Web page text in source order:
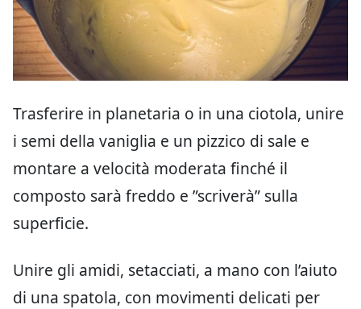
Trasferire in planetaria o in una ciotola, unire
i semi della vaniglia e un pizzico di sale e
montare a velocità moderata finché il
composto sarà freddo e ”scriverà” sulla
superficie.
Unire gli amidi, setacciati, a mano con l’aiuto
di una spatola, con movimenti delicati per